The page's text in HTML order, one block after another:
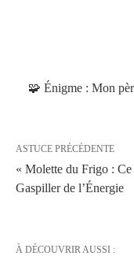
🧩 Énigme : Mon
ASTUCE PRÉCÉDENTE
« Molette du Frigo :
Gaspiller de l’Énergie
À DÉCOUVRIR AUSSI :